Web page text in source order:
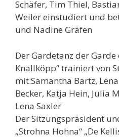
Schäfer, Tim Thiel,
Weiler einstudiert und
und Nadine Gräfen
Der Gardetanz der
Knallköpp“ trainiert von
mit:Samantha Bartz,
Becker, Katja Hein, Julia
Lena Saxler
Der Sitzungspräsident
„Strohna Hohna“ „De